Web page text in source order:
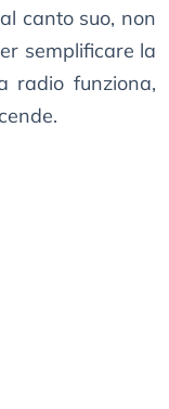
canto suo, non
semplificare la
radio funziona,